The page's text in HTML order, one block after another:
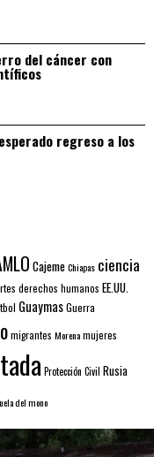
del cáncer con
regreso a los
CajemeChiapas ciencia
derechos humanos EE.UU.
GuaymasGuerra
migrantes Morenamujeres
Protección Civil Rusia
del mono